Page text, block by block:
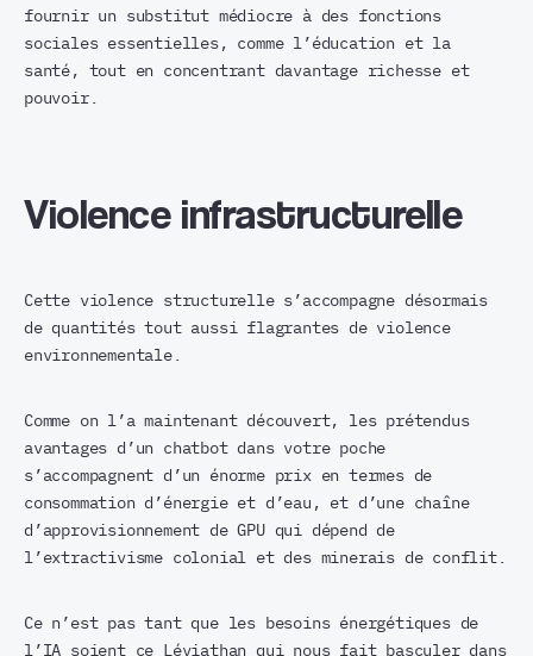
fournir un substitut médiocre à des fonctions
sociales essentielles, comme l’éducation et la
santé, tout en concentrant davantage richesse et
pouvoir.
Violence infrastructurelle
Cette violence structurelle s’accompagne désormais
de quantités tout aussi flagrantes de violence
environnementale.
Comme on l’a maintenant découvert, les prétendus
avantages d’un chatbot dans votre poche
s’accompagnent d’un énorme prix en termes de
consommation d’énergie et d’eau, et d’une chaîne
d’approvisionnement de GPU qui dépend de
l’extractivisme colonial et des minerais de conflit.
Ce n’est pas tant que les besoins énergétiques de
l’IA soient ce Léviathan qui nous fait basculer dans